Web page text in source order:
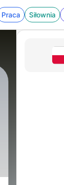
Praca Siłownia